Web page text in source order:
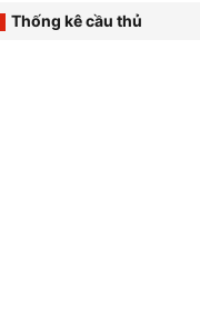
Thống kê cầu thủ